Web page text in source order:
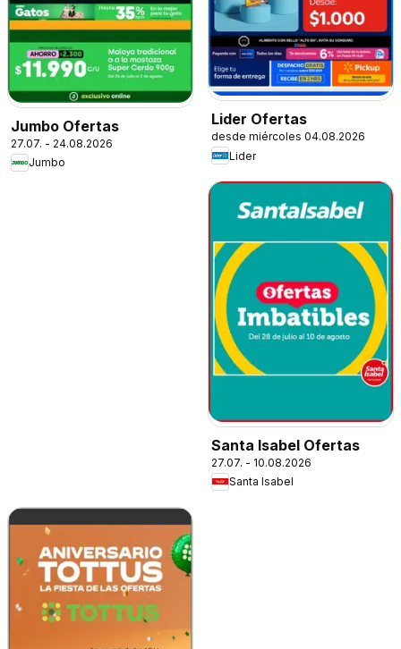
Jumbo Ofertas
27.07. - 24.08.2026
Jumbo
Lider Ofertas
desde miércoles 04.08.2026
Lider
Santa Isabel Ofertas
27.07. - 10.08.2026
Santa Isabel